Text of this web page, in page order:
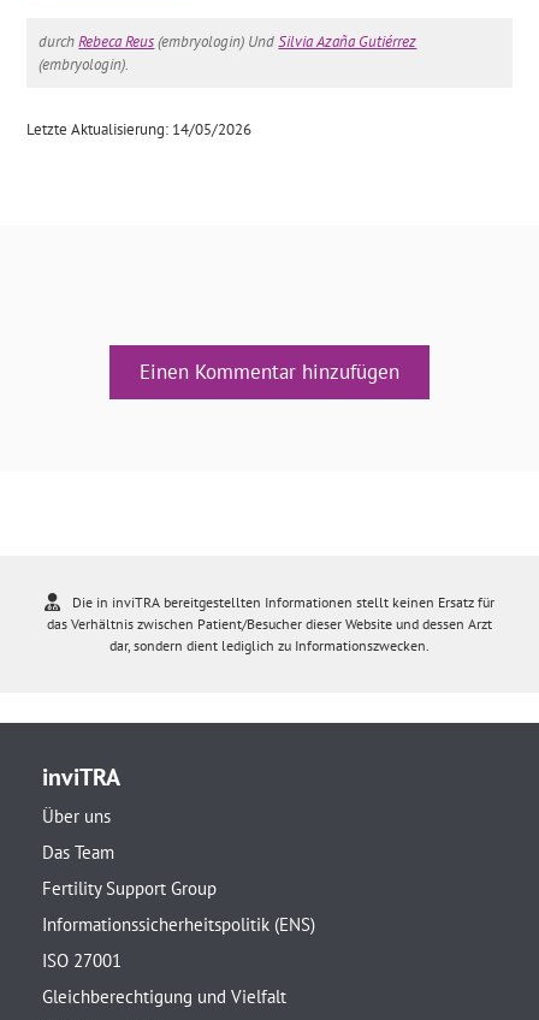
durchRebeca Reus(embryologin) UndSilvia Azaña Gutiérrez
(embryologin).
Letzte Aktualisierung: 14/05/2026
Einen Kommentar hinzufügen
Die in inviTRA bereitgestellten Informationen stellt keinen Ersatz für
das Verhältnis zwischen Patient/Besucher dieser Website und dessen Arzt
dar, sondern dient lediglich zu Informationszwecken.
inviTRA
Über uns
Das Team
Fertility Support Group
Informationssicherheitspolitik (ENS)
ISO 27001
Gleichberechtigung und Vielfalt